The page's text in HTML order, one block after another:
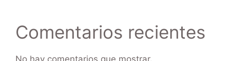
Comentarios recientes